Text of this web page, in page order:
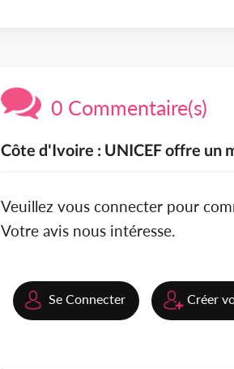
0 Commentaire(s)
Côte d'Ivoire : UNICEF offre un
Veuillez vous connecter pour
Votre avis nous intéresse.
Se Connecter Créer